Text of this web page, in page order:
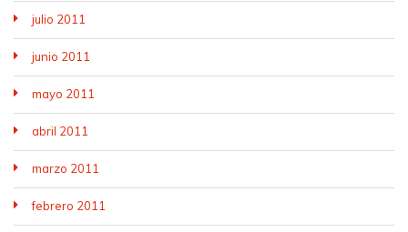
julio 2011
junio 2011
mayo 2011
abril 2011
marzo 2011
febrero 2011